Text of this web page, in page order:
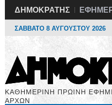
ΔΗΜΟΚΡΑΤΗΣ
ΣΑΒΒΑΤΟ 8 ΑΥΓΟΥΣΤΟΥ 2026
ΚΑΘΗΜΕΡΙΝΗ ΠΡΩΙΝΗ
ΑΡΧΩΝ